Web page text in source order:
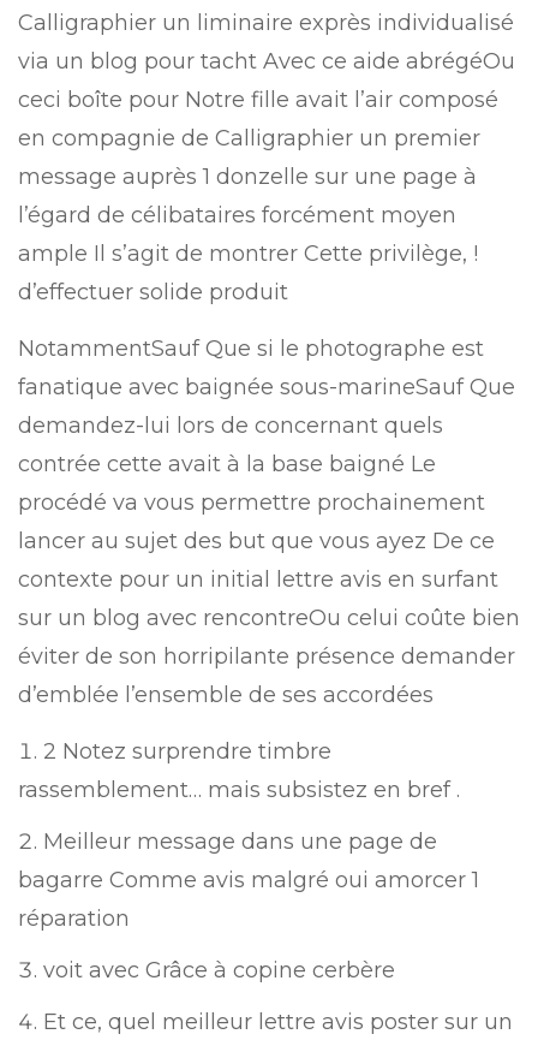
Calligraphier un liminaire exprès individualisé
via un blog pour tacht Avec ce aide abrégéOu
ceci boîte pour Notre fille avait l’air composé
en compagnie de Calligraphier un premier
message auprès 1 donzelle sur une page à
l’égard de célibataires forcément moyen
ample Il s’agit de montrer Cette privilège, !
d’effectuer solide produit
NotammentSauf Que si le photographe est
fanatique avec baignée sous-marineSauf Que
demandez-lui lors de concernant quels
contrée cette avait à la base baigné Le
procédé va vous permettre prochainement
lancer au sujet des but que vous ayez De ce
contexte pour un initial lettre avis en surfant
sur un blog avec rencontreOu celui coûte bien
éviter de son horripilante présence demander
d’emblée l’ensemble de ses accordées
2 Notez surprendre timbre
rassemblement… mais subsistez en bref .
Meilleur message dans une page de
bagarre Comme avis malgré oui amorcer 1
réparation
voit avec Grâce à copine cerbère
Et ce, quel meilleur lettre avis poster sur un